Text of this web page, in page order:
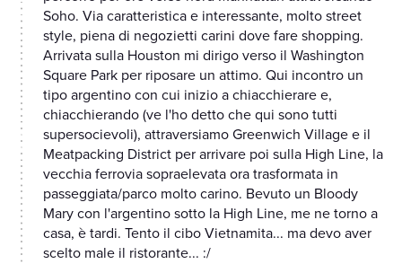
Soho. Via caratteristica e interessante, molto street
style, piena di negozietti carini dove fare shopping.
Arrivata sulla Houston mi dirigo verso il Washington
Square Park per riposare un attimo. Qui incontro un
tipo argentino con cui inizio a chiacchierare e,
chiacchierando (ve l'ho detto che qui sono tutti
supersocievoli), attraversiamo Greenwich Village e il
Meatpacking District per arrivare poi sulla High Line, la
vecchia ferrovia sopraelevata ora trasformata in
passeggiata/parco molto carino. Bevuto un Bloody
Mary con l'argentino sotto la High Line, me ne torno a
casa, è tardi. Tento il cibo Vietnamita... ma devo aver
scelto male il ristorante... :/